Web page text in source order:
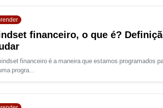
financeiro, o que é?
financeiro é a maneira que estamos programados
progra...